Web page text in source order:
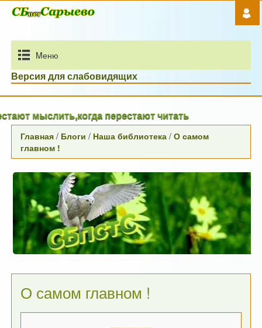
Mеню
Версия для слабовидящих
перестают читать
Главная / Блоги / Наша библиотека /О самом
главном !
О самом главном !